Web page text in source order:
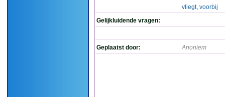
vliegt, voorbij
Gelijkluidende vragen:
Geplaatst door: Anoniem